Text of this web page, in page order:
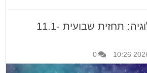
הורוסקופ/אסטרולוגיה: תחזית שבועית 11.1-
0